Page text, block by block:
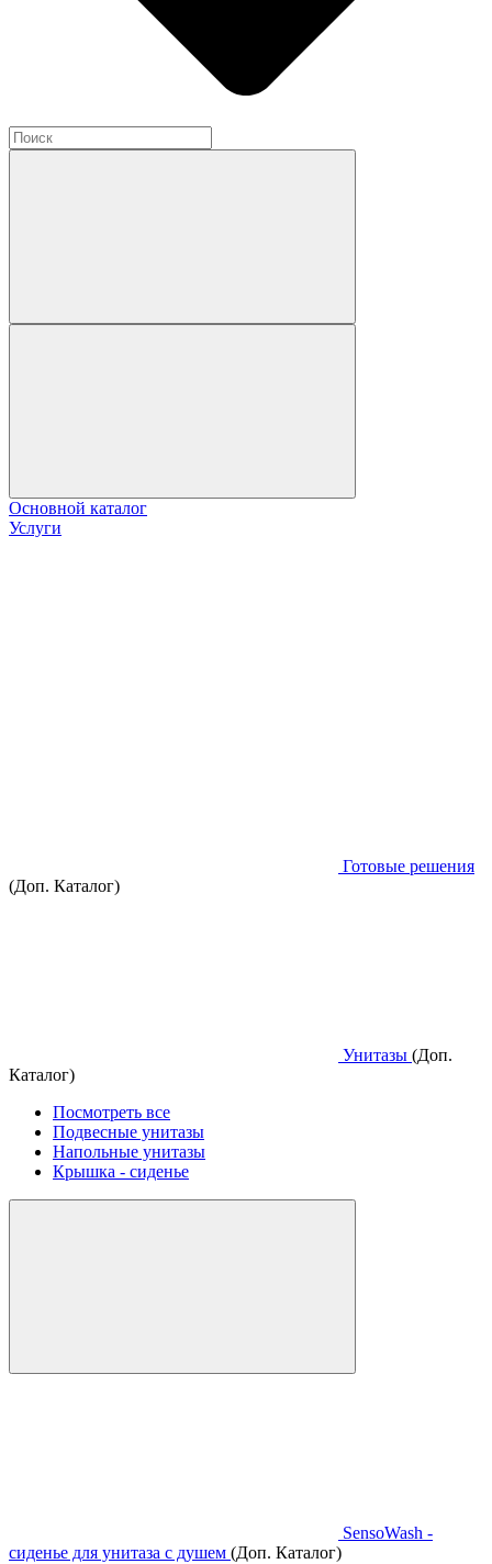
Основной каталог
Услуги
Готовые решения
(Доп. Каталог)
Унитазы (Доп.
Каталог)
Посмотреть все
Подвесные унитазы
Напольные унитазы
Крышка - сиденье
SensoWash -
сиденье для унитаза с душем (Доп. Каталог)